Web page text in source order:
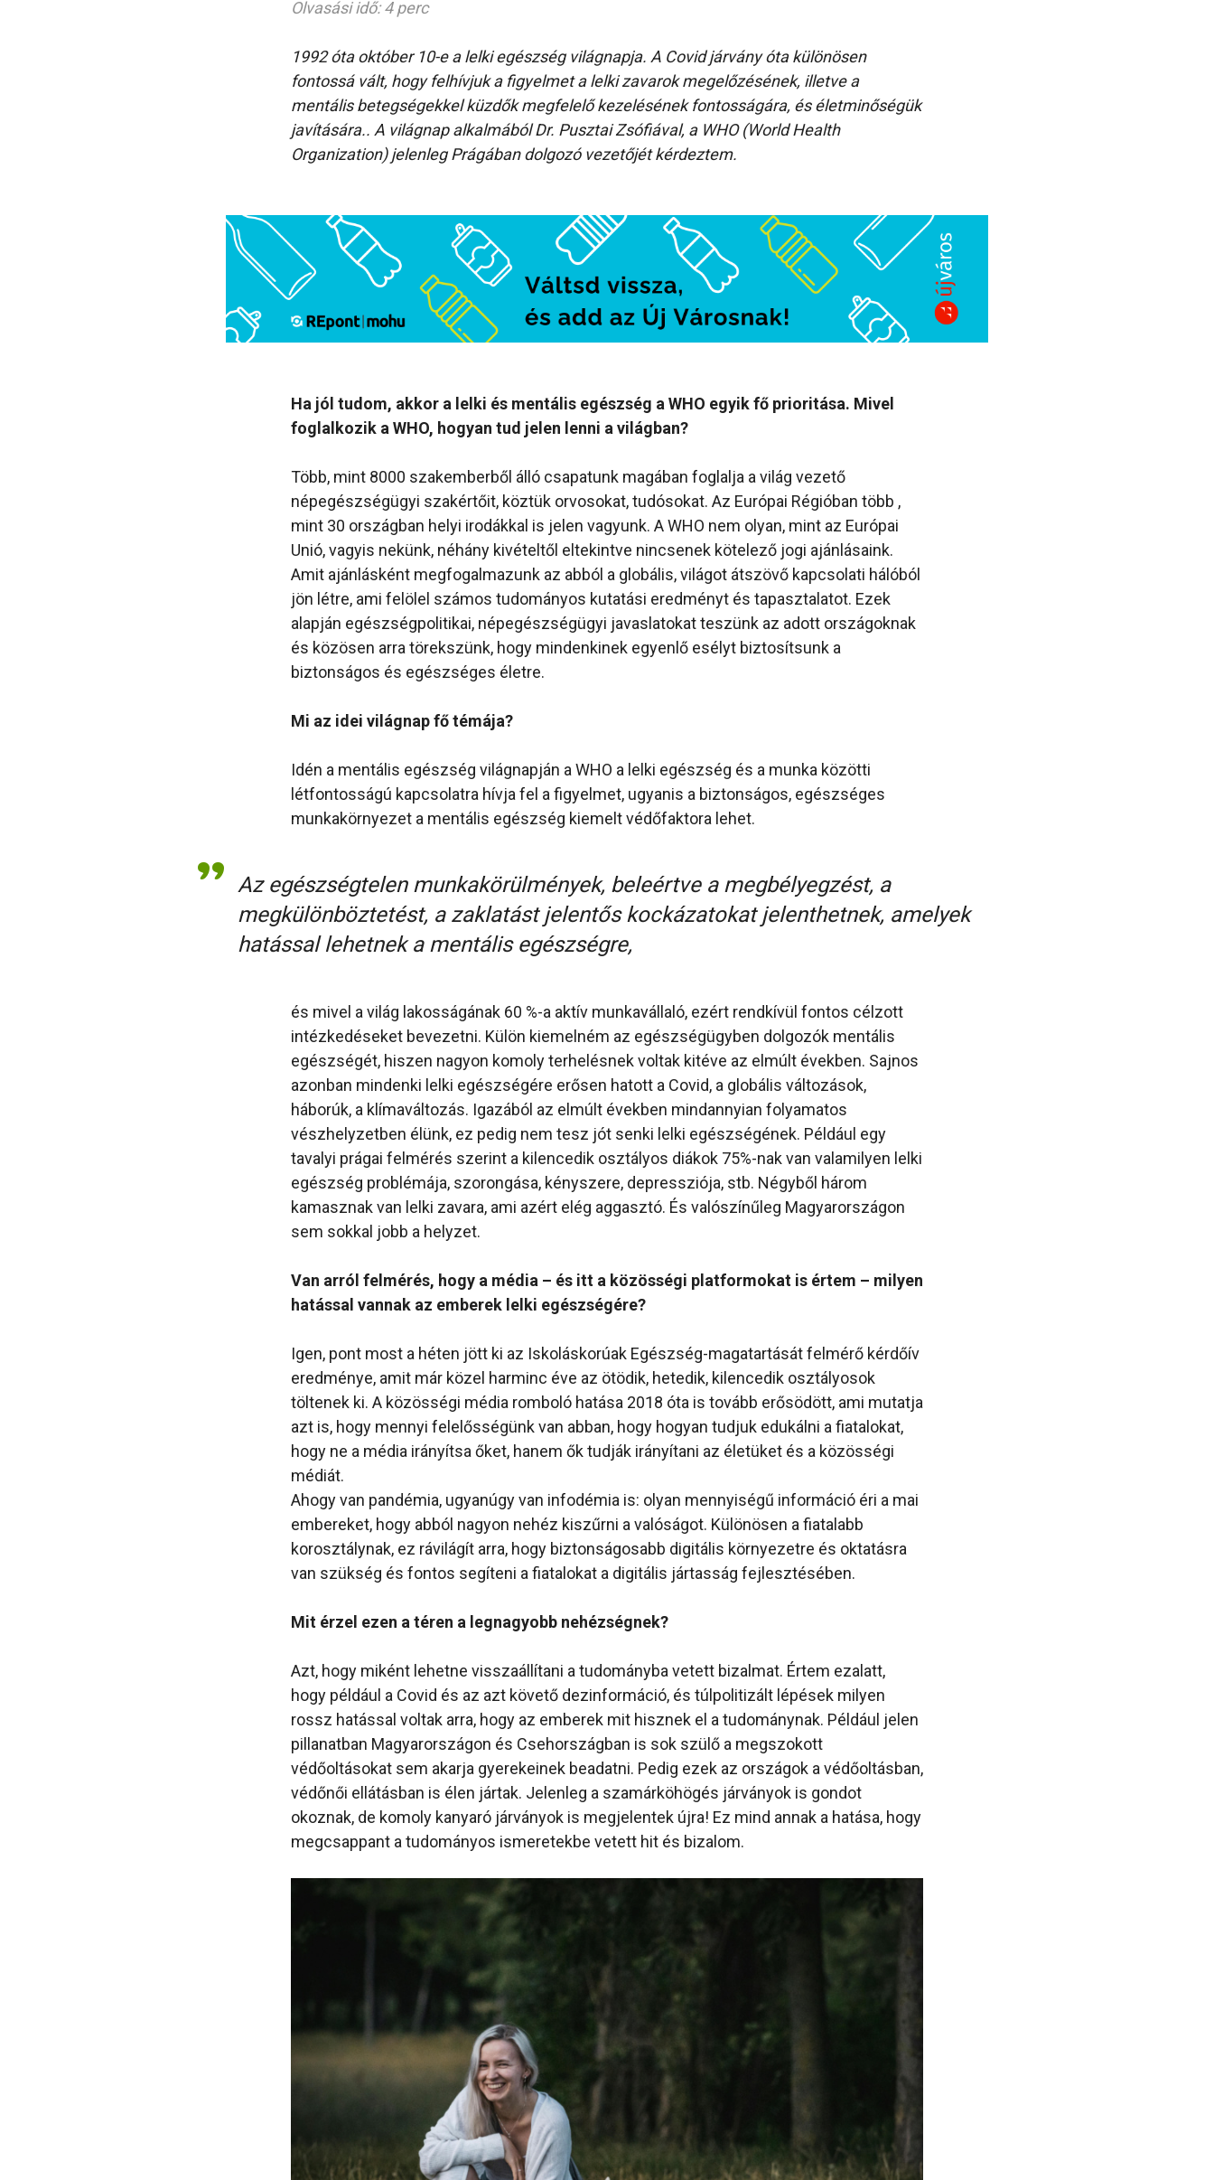
Olvasási idő: 4 perc
1992 óta október 10-e a lelki egészség világnapja. A Covid járvány óta különösen
fontossá vált, hogy felhívjuk a figyelmet a lelki zavarok megelőzésének, illetve a
mentális betegségekkel küzdők megfelelő kezelésének fontosságára, és életminőségük
javítására.. A világnap alkalmából Dr. Pusztai Zsófiával, a WHO (World Health
Organization) jelenleg Prágában dolgozó vezetőjét kérdeztem.
Ha jól tudom, akkor a lelki és mentális egészség a WHO egyik fő prioritása. Mivel
foglalkozik a WHO, hogyan tud jelen lenni a világban?
Több, mint 8000 szakemberből álló csapatunk magában foglalja a világ vezető
népegészségügyi szakértőit, köztük orvosokat, tudósokat. Az Európai Régióban több ,
mint 30 országban helyi irodákkal is jelen vagyunk. A WHO nem olyan, mint az Európai
Unió, vagyis nekünk, néhány kivételtől eltekintve nincsenek kötelező jogi ajánlásaink.
Amit ajánlásként megfogalmazunk az abból a globális, világot átszövő kapcsolati hálóból
jön létre, ami felölel számos tudományos kutatási eredményt és tapasztalatot. Ezek
alapján egészségpolitikai, népegészségügyi javaslatokat teszünk az adott országoknak
és közösen arra törekszünk, hogy mindenkinek egyenlő esélyt biztosítsunk a
biztonságos és egészséges életre.
Mi az idei világnap fő témája?
Idén a mentális egészség világnapján a WHO a lelki egészség és a munka közötti
létfontosságú kapcsolatra hívja fel a figyelmet, ugyanis a biztonságos, egészséges
munkakörnyezet a mentális egészség kiemelt védőfaktora lehet.
Az egészségtelen munkakörülmények, beleértve a megbélyegzést, a
megkülönböztetést, a zaklatást jelentős kockázatokat jelenthetnek, amelyek
hatással lehetnek a mentális egészségre,
és mivel a világ lakosságának 60 %-a aktív munkavállaló, ezért rendkívül fontos célzott
intézkedéseket bevezetni. Külön kiemelném az egészségügyben dolgozók mentális
egészségét, hiszen nagyon komoly terhelésnek voltak kitéve az elmúlt években. Sajnos
azonban mindenki lelki egészségére erősen hatott a Covid, a globális változások,
háborúk, a klímaváltozás. Igazából az elmúlt években mindannyian folyamatos
vészhelyzetben élünk, ez pedig nem tesz jót senki lelki egészségének. Például egy
tavalyi prágai felmérés szerint a kilencedik osztályos diákok 75%-nak van valamilyen lelki
egészség problémája, szorongása, kényszere, depressziója, stb. Négyből három
kamasznak van lelki zavara, ami azért elég aggasztó. És valószínűleg Magyarországon
sem sokkal jobb a helyzet.
Van arról felmérés, hogy a média – és itt a közösségi platformokat is értem – milyen
hatással vannak az emberek lelki egészségére?
Igen, pont most a héten jött ki az Iskoláskorúak Egészség-magatartását felmérő kérdőív
eredménye, amit már közel harminc éve az ötödik, hetedik, kilencedik osztályosok
töltenek ki. A közösségi média romboló hatása 2018 óta is tovább erősödött, ami mutatja
azt is, hogy mennyi felelősségünk van abban, hogy hogyan tudjuk edukálni a fiatalokat,
hogy ne a média irányítsa őket, hanem ők tudják irányítani az életüket és a közösségi
médiát.
Ahogy van pandémia, ugyanúgy van infodémia is: olyan mennyiségű információ éri a mai
embereket, hogy abból nagyon nehéz kiszűrni a valóságot. Különösen a fiatalabb
korosztálynak, ez rávilágít arra, hogy biztonságosabb digitális környezetre és oktatásra
van szükség és fontos segíteni a fiatalokat a digitális jártasság fejlesztésében.
Mit érzel ezen a téren a legnagyobb nehézségnek?
Azt, hogy miként lehetne visszaállítani a tudományba vetett bizalmat. Értem ezalatt,
hogy például a Covid és az azt követő dezinformáció, és túlpolitizált lépések milyen
rossz hatással voltak arra, hogy az emberek mit hisznek el a tudománynak. Például jelen
pillanatban Magyarországon és Csehországban is sok szülő a megszokott
védőoltásokat sem akarja gyerekeinek beadatni. Pedig ezek az országok a védőoltásban,
védőnői ellátásban is élen jártak. Jelenleg a szamárköhögés járványok is gondot
okoznak, de komoly kanyaró járványok is megjelentek újra! Ez mind annak a hatása, hogy
megcsappant a tudományos ismeretekbe vetett hit és bizalom.